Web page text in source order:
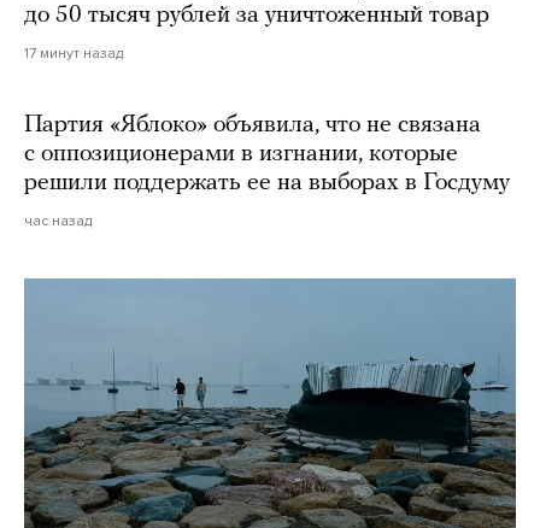
до 50 тысяч рублей за уничтоженный товар
17 минут назад
Партия «Яблоко» объявила, что не связана
с оппозиционерами в изгнании, которые
решили поддержать ее на выборах в Госдуму
час назад